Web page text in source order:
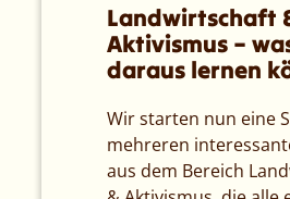
Landwirtschaft
Aktivismus –
daraus lernen
Wir starten nun eine
mehreren
aus dem Bereich